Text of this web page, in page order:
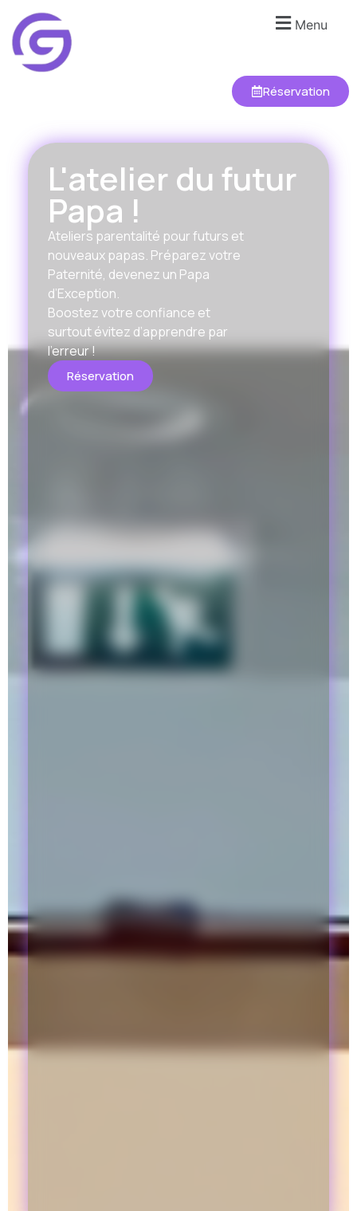
Menu
Réservation
L'atelier du futur
Papa !
Ateliers parentalité pour futurs et
nouveaux papas. Préparez votre
Paternité, devenez un Papa
d’Exception.
Boostez votre confiance et
surtout évitez d’apprendre par
l’erreur !
Réservation